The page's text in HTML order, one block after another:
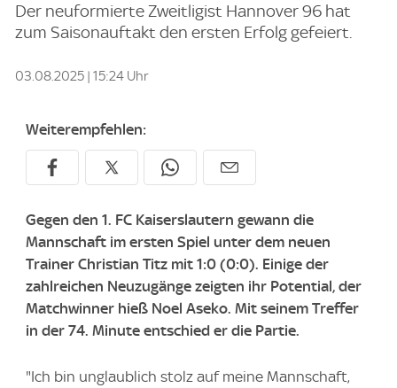
Der neuformierte Zweitligist Hannover 96 hat
zum Saisonauftakt den ersten Erfolg gefeiert.
03.08.2025 | 15:24 Uhr
Weiterempfehlen:
Gegen den 1. FC Kaiserslautern gewann die
Mannschaft im ersten Spiel unter dem neuen
Trainer Christian Titz mit 1:0 (0:0). Einige der
zahlreichen Neuzugänge zeigten ihr Potential, der
Matchwinner hieß Noel Aseko. Mit seinem Treffer
in der 74. Minute entschied er die Partie.
"Ich bin unglaublich stolz auf meine Mannschaft,